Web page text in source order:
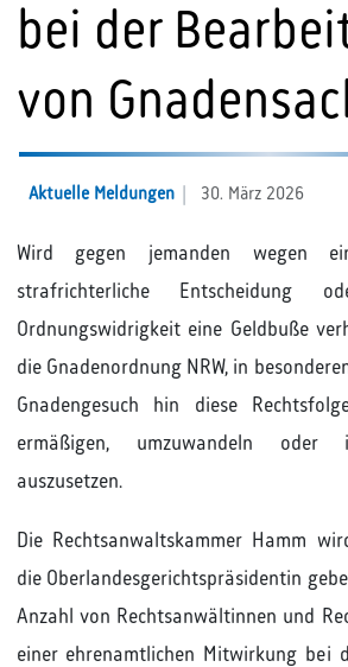
bei der
von
Aktuelle Meldungen 30. März 2026
Wird gegen jemanden wegen
strafrichterliche Entscheidung
Ordnungswidrigkeit eine Geldbuße
die Gnadenordnung NRW, in
Gnadengesuch hin diese
ermäßigen, umzuwandeln oder
auszusetzen.
Die Rechtsanwaltskammer Hamm
die Oberlandesgerichtspräsidentin
Anzahl von Rechtsanwältinnen und
einer ehrenamtlichen Mitwirkung bei